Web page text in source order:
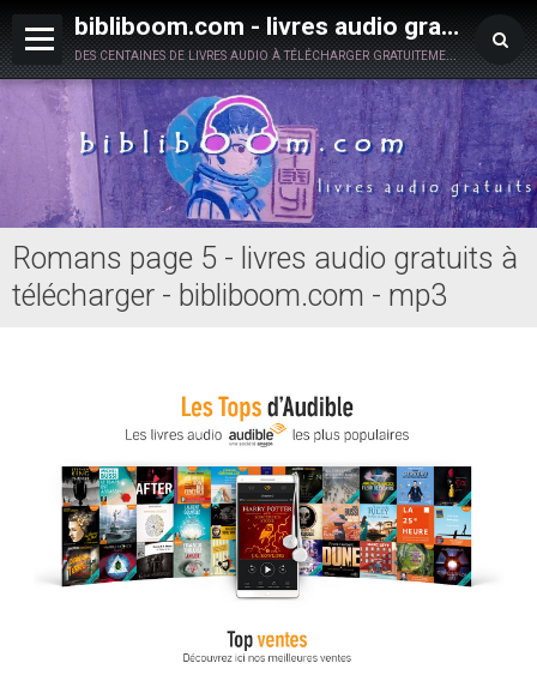
bibliboom.com - livres audio gratuits à télécharger
des centaines de livres audio à télécharger gratuitement en toute légalité !
Romans page 5 - livres audio gratuits à
télécharger - bibliboom.com - mp3